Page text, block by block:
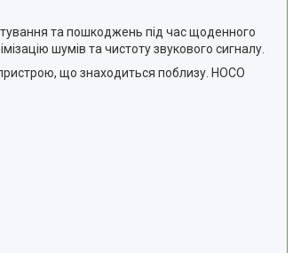
та пошкоджень під час щоденного
шумів та чистоту звукового сигналу.
що знаходиться поблизу. HOCO